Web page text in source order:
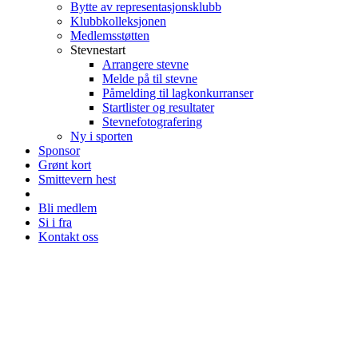
Bytte av representasjonsklubb
Klubbkolleksjonen
Medlemsstøtten
Stevnestart
Arrangere stevne
Melde på til stevne
Påmelding til lagkonkurranser
Startlister og resultater
Stevnefotografering
Ny i sporten
Sponsor
Grønt kort
Smittevern hest
Bli medlem
Si i fra
Kontakt oss